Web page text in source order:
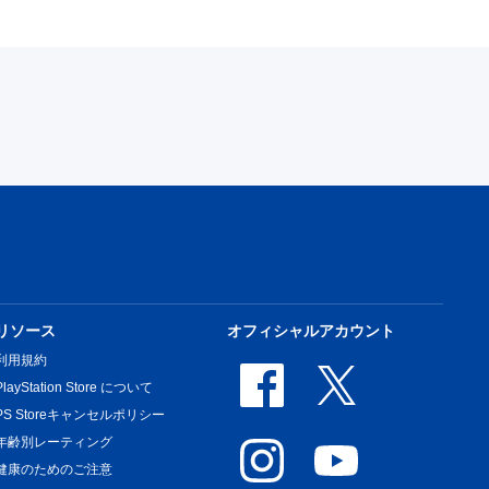
ソース
用規約
Store について
Storeキャンセルポリシー
齢別レーティング
康のためのご注意
オフィシャルアカウント